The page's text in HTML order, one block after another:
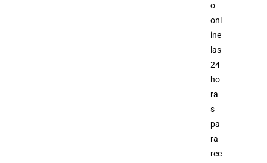
o
onl
ine
las
24
ho
ra
s
pa
ra
rec